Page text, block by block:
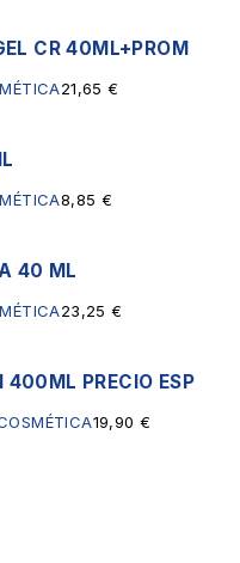
CR 40ML+PROM
21,65€
8,85 €
40 ML
23,25€
400ML PRECIO ESP
19,90€